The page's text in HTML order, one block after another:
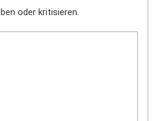
oder kritisieren.